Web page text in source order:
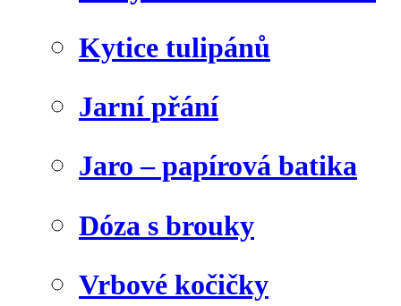
Kytice tulipánů
Jarní přání
Jaro – papírová batika
Dóza s brouky
Vrbové kočičky